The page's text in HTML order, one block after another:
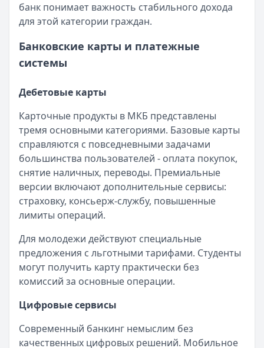
банк понимает важность стабильного дохода
для этой категории граждан.
Банковские карты и платежные
системы
Дебетовые карты
Карточные продукты в МКБ представлены
тремя основными категориями. Базовые карты
справляются с повседневными задачами
большинства пользователей - оплата покупок,
снятие наличных, переводы. Премиальные
версии включают дополнительные сервисы:
страховку, консьерж-службу, повышенные
лимиты операций.
Для молодежи действуют специальные
предложения с льготными тарифами. Студенты
могут получить карту практически без
комиссий за основные операции.
Цифровые сервисы
Современный банкинг немыслим без
качественных цифровых решений. Мобильное